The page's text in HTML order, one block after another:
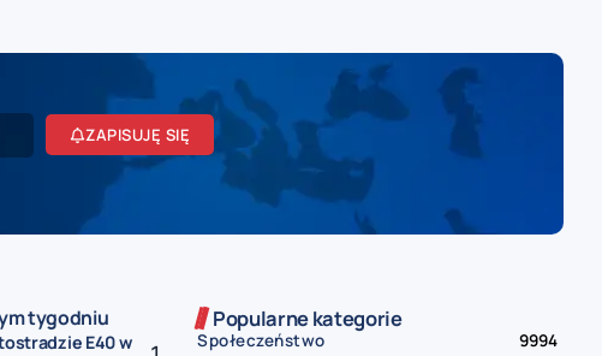
ZAPISUJĘ SIĘ
tygodniu
E40 w
Popularne kategorie
Społeczeństwo 9994